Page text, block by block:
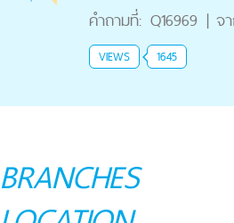
คำถามที่: Q16969 | จ
VIEWS 1645
BRANCHES